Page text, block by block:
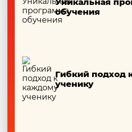
обучения
Гибкий подход
ученику